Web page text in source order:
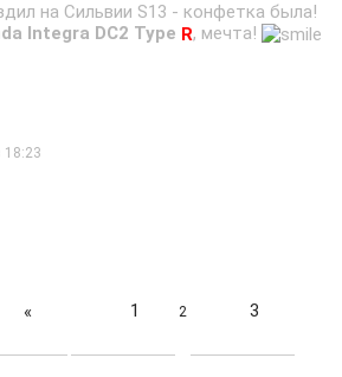
на Сильвии S13 - конфетка была!
Integra DC2 Type R, мечта!
18:23
« 1 2 3